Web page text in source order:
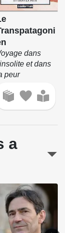
dans
et dans
peur
a